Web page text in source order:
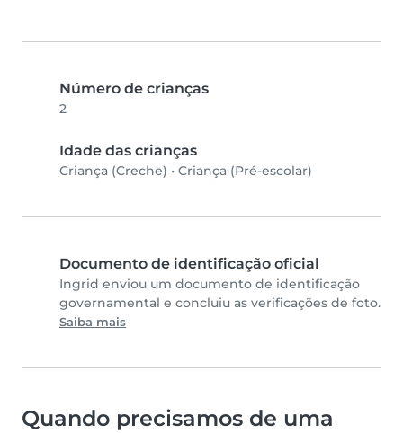
Número de crianças
2
Idade das crianças
Criança (Creche) • Criança (Pré-escolar)
Documento de identificação oficial
Ingrid enviou um documento de identificação
governamental e concluiu as verificações de foto.
Saiba mais
Quando precisamos de uma